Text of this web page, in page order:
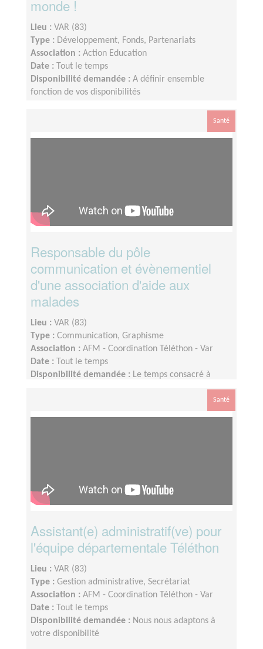
monde !
Lieu : VAR (83)
Type : Développement, Fonds, Partenariats
Association : Action Education
Date :
Tout le temps
Disponibilité demandée : A définir ensemble
fonction de vos disponibilités
Santé
Responsable du pôle
communication et évènementiel
d'une association d'aide aux
malades
Lieu : VAR (83)
Type : Communication, Graphisme
Association : AFM - Coordination Téléthon - Var
Date :
Tout le temps
Disponibilité demandée : Le temps consacré à
votre mission s’adapte à votre disponibilité, mais la
sollicitation est plus importante de Septembre àSanté
Assistant(e) administratif(ve) pour
l'équipe départementale Téléthon
Lieu : VAR (83)
Type : Gestion administrative, Secrétariat
Association : AFM - Coordination Téléthon - Var
Date :
Tout le temps
Disponibilité demandée : Nous nous adaptons à
votre disponibilité